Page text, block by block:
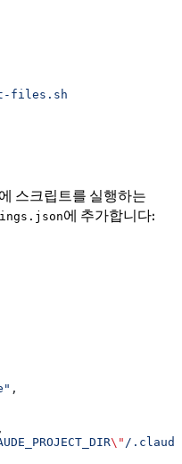
files.sh
스크립트를 실행하는
에 추가합니다:
,
,
\" /